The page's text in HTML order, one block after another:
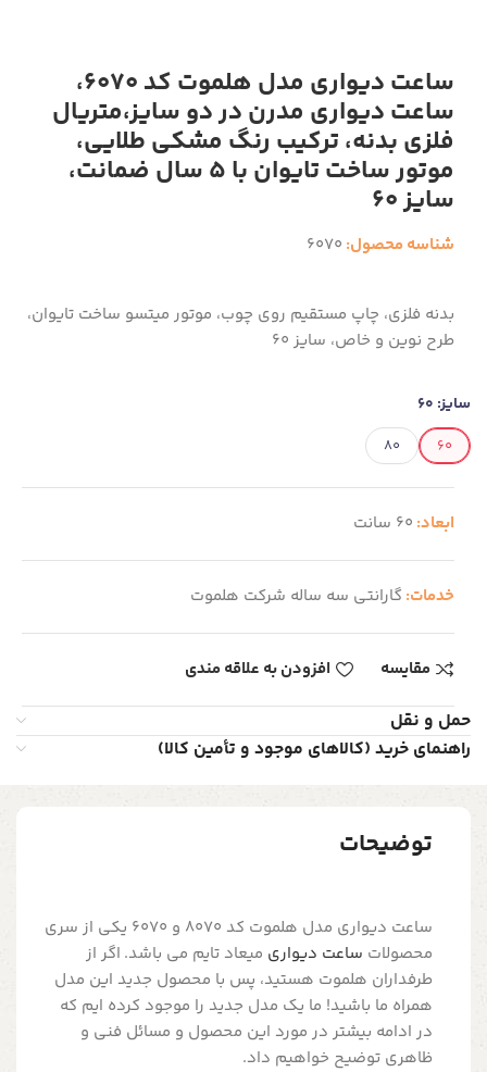
ساعت دیواری مدل هلموت کد 6070،
ساعت دیواری مدرن در دو سایز،متریال
فلزی بدنه، ترکیب رنگ مشکی طلایی،
موتور ساخت تایوان با 5 سال ضمانت،
سایز 60
شناسه محصول: 6070
بدنه فلزی، چاپ مستقیم روی چوب، موتور میتسو ساخت تایوان،
طرح نوین و خاص، سایز 60
سایز: 60
60
80
ابعاد: 60 سانت
خدمات: گارانتی سه ساله شرکت هلموت
مقایسه افزودن به علاقه مندی
حمل و نقل
راهنمای خرید (کالاهای موجود و تأمین کالا)
توضیحات
ساعت دیواری مدل هلموت کد 8070 و 6070 یکی از سری
محصولات ساعت دیواری میعاد تایم می باشد. اگر از
طرفداران هلموت هستید، پس با محصول جدید این مدل
همراه ما باشید! ما یک مدل جدید را موجود کرده ایم که
در ادامه بیشتر در مورد این محصول و مسائل فنی و
ظاهری توضیح خواهیم داد.